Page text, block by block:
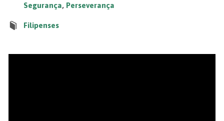
Segurança, Perseverança
Filipenses